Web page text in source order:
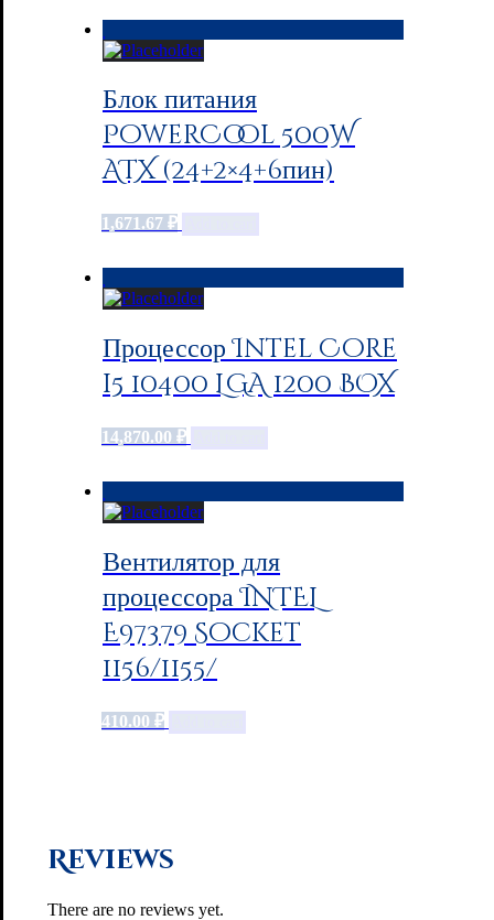
Блок питания
PowerCool 500W
ATX (24+2×4+6пин)
1,671.67 ₽
Процессор Intel Core
i5 10400 LGA 1200 BOX
14,870.00 ₽
Вентилятор для
процессора INTEL
E97379 Socket
1156/1155/
410.00 ₽
Reviews
There are no reviews yet.